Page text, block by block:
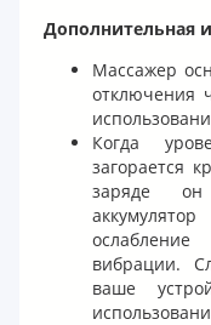
Дополнительная
Массажер
отключения
Когда
загорается
заряде
вибрации.
ваше